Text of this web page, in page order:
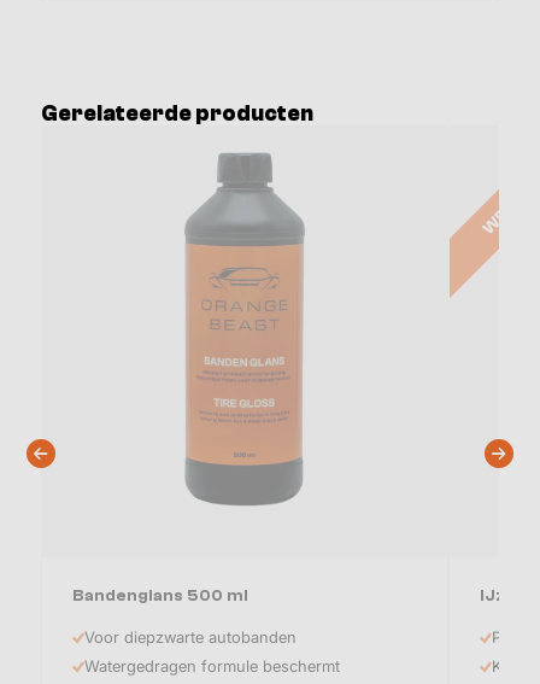
Gerelateerde producten
Bandenglans 500 ml
Voor diepzwarte autobanden
Watergedragen formule beschermt
IJzer-
PH-
Kleurt